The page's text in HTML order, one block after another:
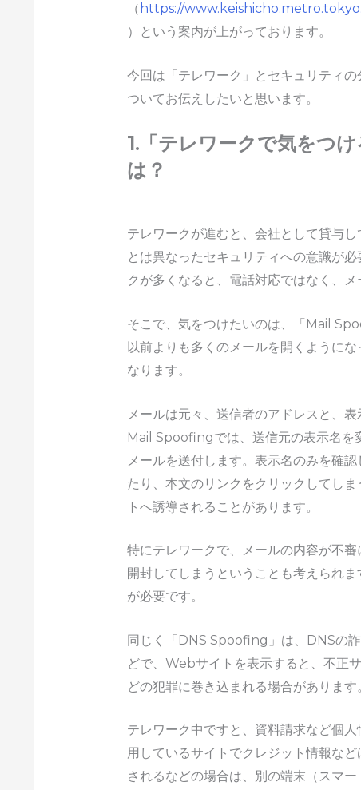
（ https://
）という案内が上がっております。
今回は「テレワーク」とセキュリティ
ついてお伝えしたいと思います。
1.「テレワークで気をつ
は？
テレワークが進むと、会社として貸与
とは異なったセキュリティへの意識が
クが多くなると、電話対応ではなく、メ
そこで、気をつけたいのは、「Mail
以前よりも多くのメールを開くように
なります。
メールは元々、送信者のアドレスと、
Mail Spoofingでは、送信元の表示名を
メールを送付します。表示名のみを確
たり、本文のリンクをクリックしてし
トへ誘導されることがあります。
特にテレワークで、メールの内容が不
開封してしまうということも考えられ
が必要です。
同じく「DNS Spoofing」は、DNSの
どで、Webサイトを表示すると、不正
どの犯罪に巻き込まれる場合があります
テレワーク中ですと、資料請求など個
用しているサイトでクレジット情報な
されるなどの場合は、別の端末（スマ